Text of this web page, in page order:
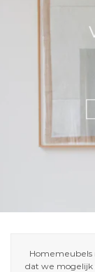
dat we mogelijk